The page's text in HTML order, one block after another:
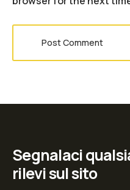
Post Comment
Segnalaci
rilevi sul sito